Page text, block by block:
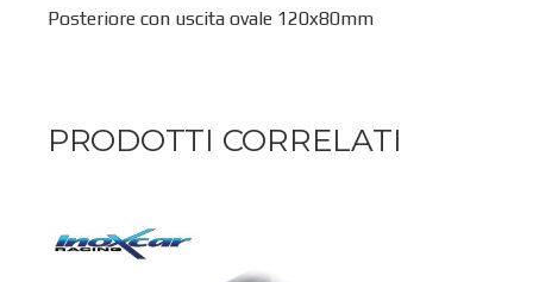
Posteriore con uscita ovale 120x80mm
PRODOTTI CORRELATI